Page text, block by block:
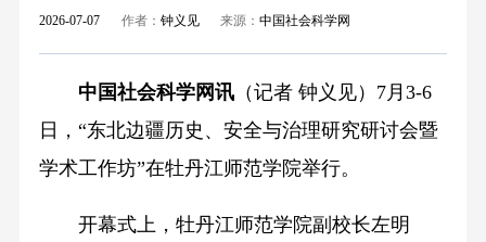
2026-07-07 作者： 钟义见 来源：中国社会科学网
中国社会科学网讯（记者 钟义见）7月3-6
日，“东北边疆历史、安全与治理研究研讨会暨
学术工作坊”在牡丹江师范学院举行。
开幕式上，牡丹江师范学院副校长左明